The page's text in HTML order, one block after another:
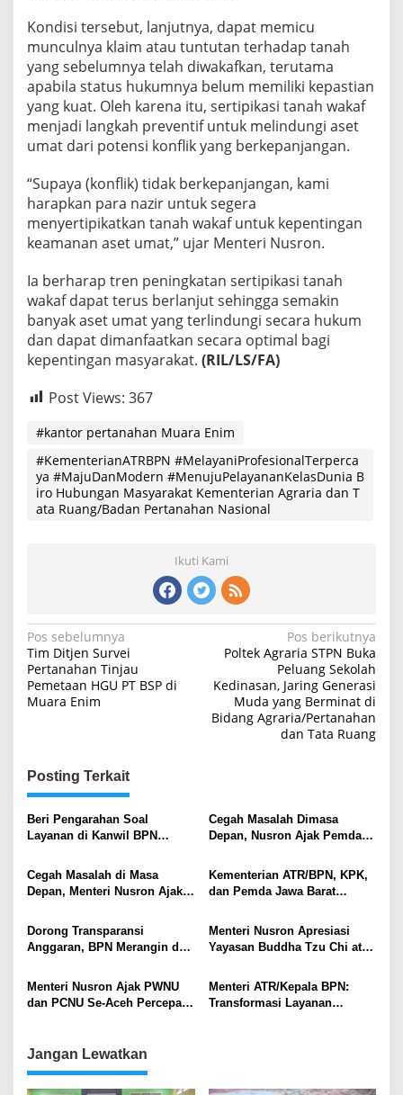
Kondisi tersebut, lanjutnya, dapat memicu
munculnya klaim atau tuntutan terhadap tanah
yang sebelumnya telah diwakafkan, terutama
apabila status hukumnya belum memiliki kepastian
yang kuat. Oleh karena itu, sertipikasi tanah wakaf
menjadi langkah preventif untuk melindungi aset
umat dari potensi konflik yang berkepanjangan.
“Supaya (konflik) tidak berkepanjangan, kami
harapkan para nazir untuk segera
menyertipikatkan tanah wakaf untuk kepentingan
keamanan aset umat,” ujar Menteri Nusron.
Ia berharap tren peningkatan sertipikasi tanah
wakaf dapat terus berlanjut sehingga semakin
banyak aset umat yang terlindungi secara hukum
dan dapat dimanfaatkan secara optimal bagi
kepentingan masyarakat. (RIL/LS/FA)
Post Views: 367
#kantor pertanahan Muara Enim
#KementerianATRBPN #MelayaniProfesionalTerperca
ya #MajuDanModern #MenujuPelayananKelasDunia B
iro Hubungan Masyarakat Kementerian Agraria dan T
ata Ruang/Badan Pertanahan Nasional
Ikuti Kami
Navigasi
pos
Pos sebelumnya
Tim Ditjen Survei
Pertanahan Tinjau
Pemetaan HGU PT BSP di
Muara Enim
Pos berikutnya
Poltek Agraria STPN Buka
Peluang Sekolah
Kedinasan, Jaring Generasi
Muda yang Berminat di
Bidang Agraria/Pertanahan
dan Tata Ruang
Posting Terkait
Beri Pengarahan Soal
Layanan di Kanwil BPN
Nusron: Gunakan Sudut
Pandang Masyarakat
Cegah Masalah Dimasa
Depan, Nusron Ajak Pemda
Rumah Ibadah di NTT
Cegah Masalah di Masa
Depan, Menteri Nusron Ajak
Tanah Rumah Ibadah di NTT
Kementerian ATR/BPN, KPK,
dan Pemda Jawa Barat
Upaya Pencegahan Korupsi
serta Penguatan Ekonomi
Daerah
Dorong Transparansi
Anggaran, BPN Merangin dan
Penerbitan KKP
Menteri Nusron Apresiasi
Yayasan Buddha Tzu Chi atas
Huntap bagi Korban Bencana
di Aceh Tamiang
Menteri Nusron Ajak PWNU
dan PCNU Se-Aceh Percepat
Menteri ATR/Kepala BPN:
Transformasi Layanan
Jangan Lewatkan